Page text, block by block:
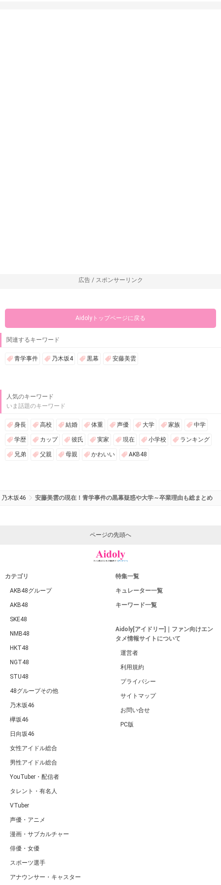
広告 / スポンサーリンク
Aidolyトップページに戻る
関連するキーワード
青学事件 乃木坂4 黒幕 安藤美雲
人気のキーワード
いま話題のキーワード
身長 高校 結婚 体重 声優 大学 家族 中学
学歴 カップ 彼氏 実家 現在 小学校 ランキング
兄弟 父親 母親 かわいい AKB48
乃木坂46 安藤美雲の現在！青学事件の黒幕疑惑や大学～卒業理由も総まとめ
ページの先頭へ
カテゴリ
AKB48グループ
AKB48
SKE48
NMB48
HKT48
NGT48
STU48
48グループその他
乃木坂46
欅坂46
日向坂46
女性アイドル総合
男性アイドル総合
YouTuber・配信者
タレント・有名人
VTuber
声優・アニメ
漫画・サブカルチャー
俳優・女優
スポーツ選手
アナウンサー・キャスター
特集一覧
キュレーター一覧
キーワード一覧
Aidoly[アイドリー]｜ファン向けエン
タメ情報サイトについて
運営者
利用規約
プライバシー
サイトマップ
お問い合せ
PC版